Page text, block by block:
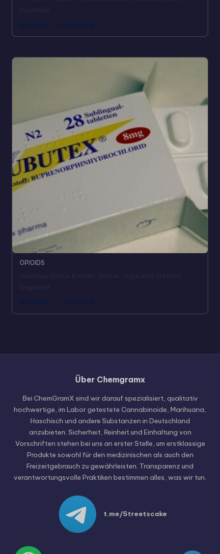
150,00 € – 1.800,00 €
OPIOIDS
180,00 € – 1.720,00 €
Über Chemgramx
Bei ChemGramX sind wir darauf spezialisiert, qualitativ
hochwertige, im Labor getestete Cannabinoide, Marihuana,
Haschisch und andere Substanzen in Deutschland
anzubieten. Sicherheit, Reinheit und Einhaltung von
Vorschriften stehen bei uns an erster Stelle, um erstklassige
Produkte sowohl für den medizinischen als auch den
Freizeitgebrauch zu gewährleisten. Transparenz und
verantwortungsvolle Praktiken bestimmen alles, was wir tun.
t.me/Streetscake
Italian
German (Austria)
English (Canada)
English (United States)
Czech
Polish
Hungarian
Russian